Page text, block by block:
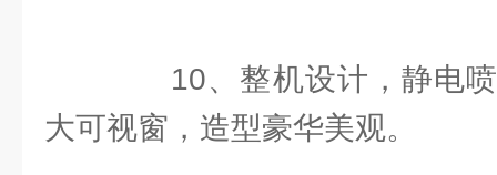
10、整机设计，静电喷
大可视窗，造型豪华美观。